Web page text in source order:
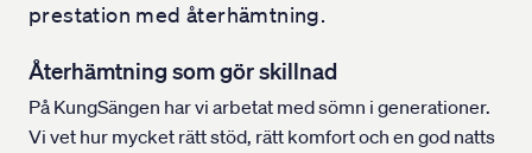
prestation med återhämtning.
Återhämtning som gör skillnad
På KungSängen har vi arbetat med sömn i generationer.
Vi vet hur mycket rätt stöd, rätt komfort och en god natts